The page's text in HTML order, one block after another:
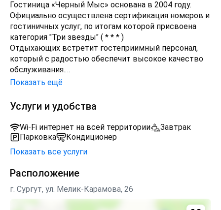
Гостиница «Черный Мыс» основана в 2004 году.
Официально осуществлена сертификация номеров и
гостиничных услуг, по итогам которой присвоена
категория "Три звезды" ( * * * )
Отдыхающих встретит гостеприимный персонал,
который с радостью обеспечит высокое качество
обслуживания.
13 одноместных номеров различной категории и 7
двухместных. Возможно предоставление в номерах
дополнительного места. Номера со всеми
удобствами, каждый из них оснащен мебелью,
собственной ванной комнатой.
В гостинице имеется небольшое кафе (16-
посадочных мест) с разнообразием блюд домашней
кухни, где можно пообедать и поужинать.
Показать ещё
Услуги и удобства
Wi-Fi интернет на всей территории
Завтрак
Парковка
Кондиционер
Показать все услуги
Расположение
г. Сургут, ул. Мелик-Карамова, 26